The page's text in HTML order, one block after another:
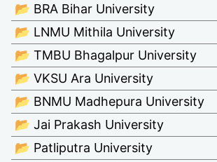
📂 BRA Bihar University
📂 LNMU Mithila University
📂 TMBU Bhagalpur University
📂 VKSU Ara University
📂 BNMU Madhepura University
📂 Jai Prakash University
📂 Patliputra University